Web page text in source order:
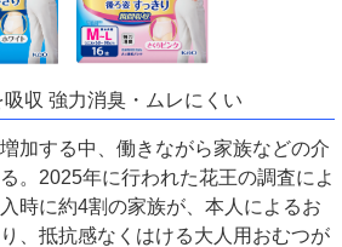
収 強力消臭・ムレにくい
加する中、働きながら家族などの介
。2025年に行われた花王の調査によ
時に約4割の家族が、本人によるお
、抵抗感なくはける大人用おむつが